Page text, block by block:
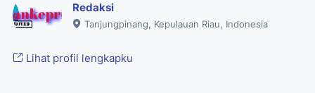
Redaksi
Tanjungpinang, Kepulauan Riau, Indonesia
Lihat profil lengkapku